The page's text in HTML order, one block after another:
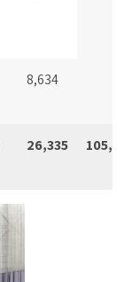
8,634
26,335